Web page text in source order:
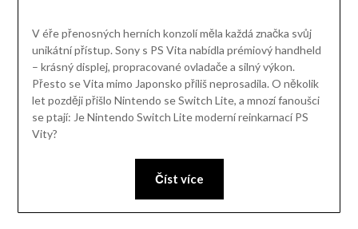
V éře přenosných herních konzolí měla každá značka svůj
unikátní přístup. Sony s PS Vita nabídla prémiový handheld
– krásný displej, propracované ovladače a silný výkon.
Přesto se Vita mimo Japonsko příliš neprosadila. O několik
let později přišlo Nintendo se Switch Lite, a mnozí fanoušci
se ptají: Je Nintendo Switch Lite moderní reinkarnací PS
Vity?
Číst více